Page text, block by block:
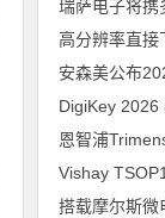
安森美公布